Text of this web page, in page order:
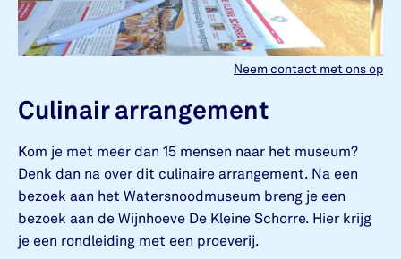
Culinair arrangement
Kom je met meer dan 15 mensen naar het museum?
Denk dan na over dit culinaire arrangement. Na een
bezoek aan het Watersnoodmuseum breng je een
bezoek aan de Wijnhoeve De Kleine Schorre. Hier krijg
je een rondleiding met een proeverij.
Neem contact met ons op